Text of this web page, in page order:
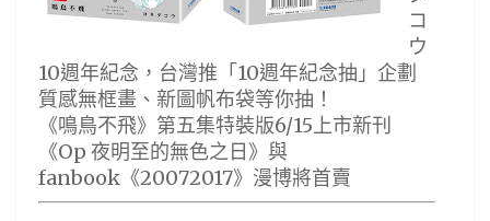
コ
ウ
10週年紀念，台灣推「10週年紀念抽」企劃
質感無框畫、新圖帆布袋等你抽！
《鳴鳥不飛》第五集特裝版6/15上市新刊
《Op 夜明至的無色之日》與
fanbook《20072017》漫博將首賣